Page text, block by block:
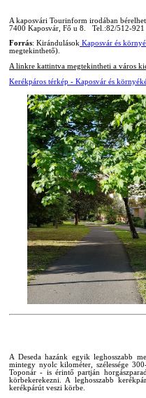
A kaposvári Tourinform irodában
7400 Kaposvár, Fő u 8. Tel.:82/512-921
Forrás: Kirándulások Kaposvár és
megtekinthető).
A linkre kattintva megtekintheti a város
Kerékpáros térkép - Kaposvár és
A Deseda hazánk egyik leghosszabb
mintegy nyolc kilométer, szélessége
Toponár - is érintő partján
körbekerekezni. A leghosszabb
kerékpárút veszi körbe.